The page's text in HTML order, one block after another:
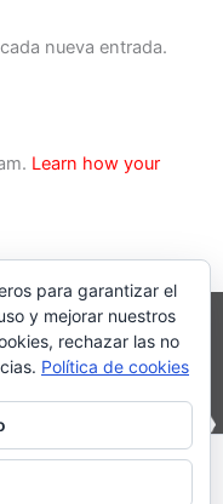
nueva entrada.
Learn how your
para garantizar el
y mejorar nuestros
rechazar las no
Política de cookies